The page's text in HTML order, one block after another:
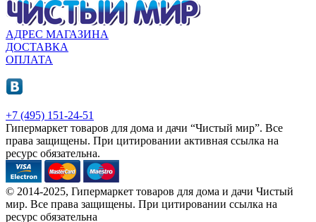
АДРЕС МАГАЗИНА
ДОСТАВКА
ОПЛАТА
+7 (495) 151-24-51
Гипермаркет товаров для дома и дачи “Чистый мир”. Все
права защищены. При цитировании активная ссылка на
ресурс обязательна.
© 2014-2025, Гипермаркет товаров для дома и дачи Чистый
мир. Все права защищены. При цитировании ссылка на
ресурс обязательна